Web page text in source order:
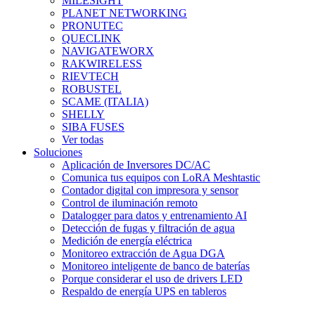
PLANET NETWORKING
PRONUTEC
QUECLINK
NAVIGATEWORX
RAKWIRELESS
RIEVTECH
ROBUSTEL
SCAME (ITALIA)
SHELLY
SIBA FUSES
Ver todas
Soluciones
Aplicación de Inversores DC/AC
Comunica tus equipos con LoRA Meshtastic
Contador digital con impresora y sensor
Control de iluminación remoto
Datalogger para datos y entrenamiento AI
Detección de fugas y filtración de agua
Medición de energía eléctrica
Monitoreo extracción de Agua DGA
Monitoreo inteligente de banco de baterías
Porque considerar el uso de drivers LED
Respaldo de energía UPS en tableros